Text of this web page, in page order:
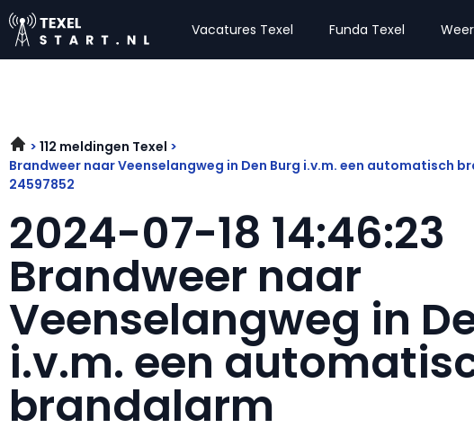
Vacatures Texel Funda Texel
112 meldingen Texel
Brandweer naar Veenselangweg in Den Burg i.v.m. een automatisch
24597852
2024-07-18 14:46:23
Brandweer naar
Veenselangweg in
i.v.m. een
brandalarm